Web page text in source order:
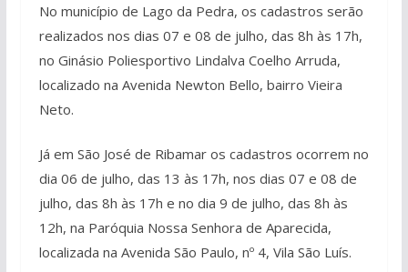
No município de Lago da Pedra, os cadastros serão
realizados nos dias 07 e 08 de julho, das 8h às 17h,
no Ginásio Poliesportivo Lindalva Coelho Arruda,
localizado na Avenida Newton Bello, bairro Vieira
Neto.
Já em São José de Ribamar os cadastros ocorrem no
dia 06 de julho, das 13 às 17h, nos dias 07 e 08 de
julho, das 8h às 17h e no dia 9 de julho, das 8h às
12h, na Paróquia Nossa Senhora de Aparecida,
localizada na Avenida São Paulo, nº 4, Vila São Luís.